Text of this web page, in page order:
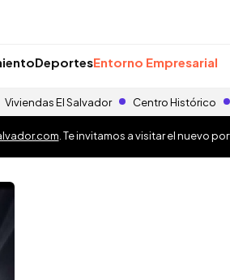
DeportesEntorno Empresarial
Viviendas El Salvador Centro Histórico
. Te invitamos a visitar el nuevo